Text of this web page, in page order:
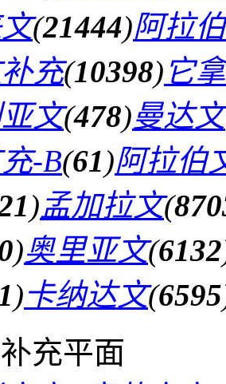
(21444)阿拉
充(10398) 它
文(478)曼达文
-B(61)阿拉伯
)孟加拉文(
)奥里亚文(6132
)卡纳达文(6595
充平面